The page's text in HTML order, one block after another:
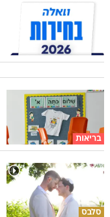
בריאות
סלבס